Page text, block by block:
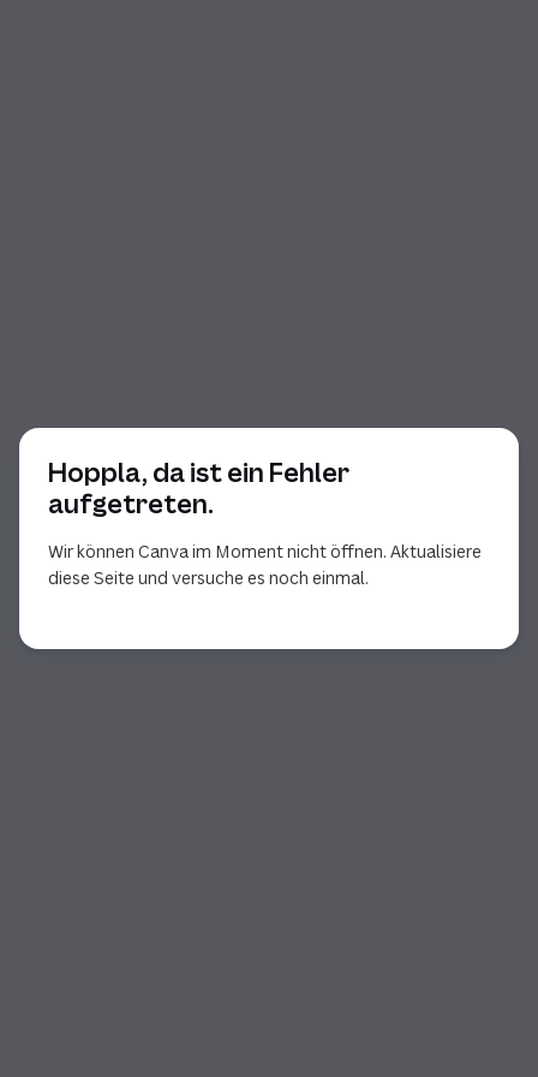
Hoppla, da ist ein Fehler
aufgetreten.
Wir können Canva im Moment nicht öffnen. Aktualisiere
diese Seite und versuche es noch einmal.